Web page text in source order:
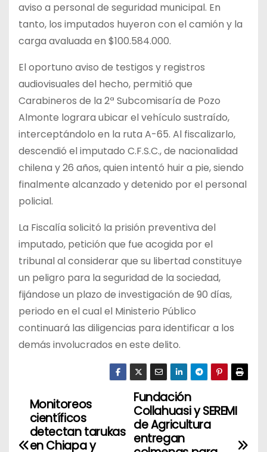
aviso a personal de seguridad municipal. En
tanto, los imputados huyeron con el camión y la
carga avaluada en $100.584.000.
El oportuno aviso de testigos y registros
audiovisuales del hecho, permitió que
Carabineros de la 2ª Subcomisaría de Pozo
Almonte lograra ubicar el vehículo sustraído,
interceptándolo en la ruta A-65. Al fiscalizarlo,
descendió el imputado C.F.S.C., de nacionalidad
chilena y 26 años, quien intentó huir a pie, siendo
finalmente alcanzado y detenido por el personal
policial.
La Fiscalía solicitó la prisión preventiva del
imputado, petición que fue acogida por el
tribunal al considerar que su libertad constituye
un peligro para la seguridad de la sociedad,
fijándose un plazo de investigación de 90 días,
periodo en el cual el Ministerio Público
continuará las diligencias para identificar a los
demás involucrados en este delito.
N
Fundación
Collahuasi y SEREMI
de Agricultura
entregan
Monitoreos
científicos
detectan tarukas
en Chiapa y